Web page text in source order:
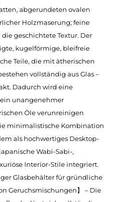
abgerundeten ovalen
Holzmaserung; feine
geschichtete Textur. Der
kugelförmige, bleifreie
Teile, die mit ätherischen
vollständig aus Glas –
Dadurch wird eine
unangenehmer
Öle verunreinigen
minimalistische Kombination
als hochwertiges Desktop-
Wabi-Sabi-,
Interior-Stile integriert.
Glasbehälter für gründliche
Geruchsmischungen】 – Die